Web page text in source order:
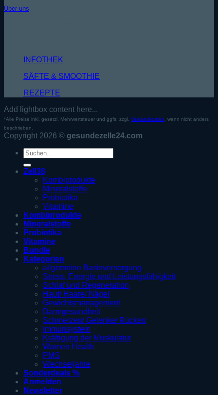
Über uns
INFOTHEK
SÄFTE & SMOOTHIE
REZEPTE
Add lightbox content here...
*Alle Preise inkl. gesetzl. Mehrwertsteuer und ggfs. zzgl. Versandkosten , wenn nicht anders
beschrieben.
Copyright 2026 © gesundezelle24.com
Suche
nach:
Zell38
Kombiprodukte
Mineralstoffe
Probiotika
Vitamine
Kombiprodukte
Mineralstoffe
Probiotika
Vitamine
Bundle
Kategorien
allgemeine Basisversorgung
Stress, Energie und Leistungsfähigkeit
Schlaf und Regeneration
Haut/ Haare/ Nägel
Gewichtsmanagement
Darmgesundheit
Schmerzen/ Gelenke/ Rücken
Immunsystem
Kräftigung der Muskulatur
Women Health
PMS
Wechseljahre
Sonderdeals %
Anmelden
Newsletter